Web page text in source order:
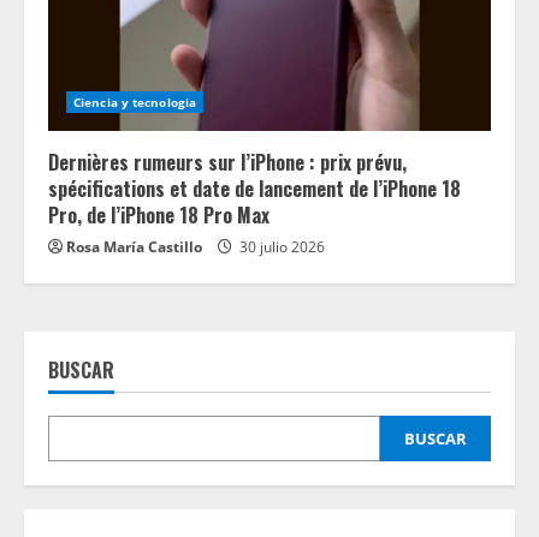
Ciencia y tecnologia
Dernières rumeurs sur l’iPhone : prix prévu,
spécifications et date de lancement de l’iPhone 18
Pro, de l’iPhone 18 Pro Max
Rosa María Castillo 30 julio 2026
BUSCAR
BUSCAR